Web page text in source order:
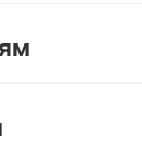
плитка